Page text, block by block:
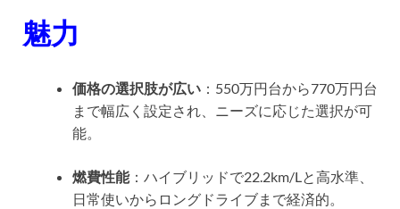
魅力
価格の選択肢が広い ：550万円台から770万円台
まで幅広く設定され、ニーズに応じた選択が可
能。
燃費性能：ハイブリッドで22.2km/Lと高水準、
日常使いからロングドライブまで経済的。